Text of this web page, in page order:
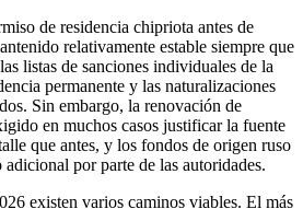
de residencia chipriota antes de
relativamente estable siempre que
listas de sanciones individuales de la
permanente y las naturalizaciones
Sin embargo, la renovación de
en muchos casos justificar la fuente
que antes, y los fondos de origen ruso
por parte de las autoridades.
existen varios caminos viables. El más